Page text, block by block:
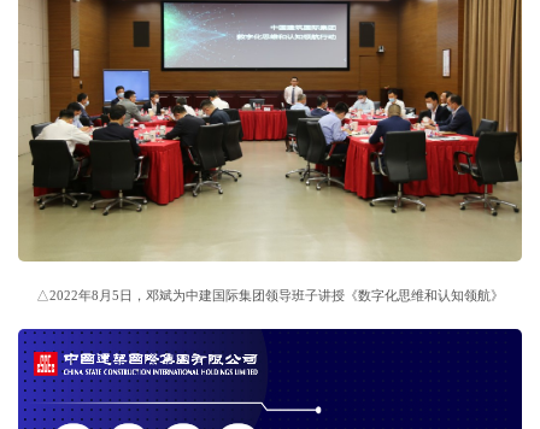
△2022年8月5日，邓斌为中建国际集团领导班子讲授《数字化思维和认知领航》